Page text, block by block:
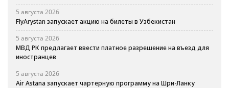
5 августа 2026
FlyArystan запускает акцию на билеты в Узбекистан
5 августа 2026
МВД РК предлагает ввести платное разрешение на въезд для
иностранцев
5 августа 2026
Air Astana запускает чартерную программу на Шри-Ланку